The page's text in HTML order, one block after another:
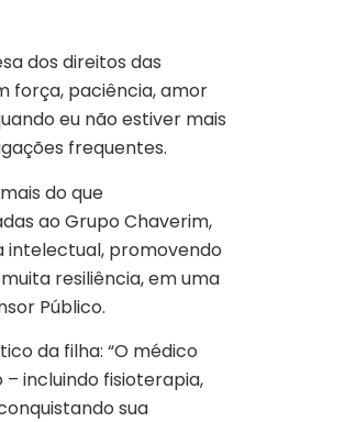
dos direitos das
força, paciência, amor
eu não estiver mais
frequentes.
do que
ao Grupo Chaverim,
intelectual, promovendo
resiliência, em uma
Público.
da filha: “O médico
incluindo fisioterapia,
sua